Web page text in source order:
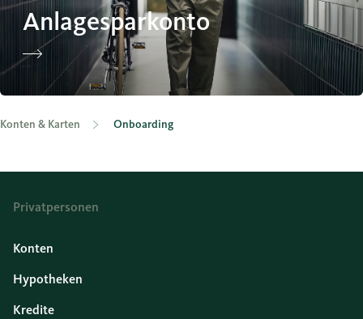
Anlagesparkonto
Konten & Karten Onboarding
Privatpersonen
Konten
Hypotheken
Kredite